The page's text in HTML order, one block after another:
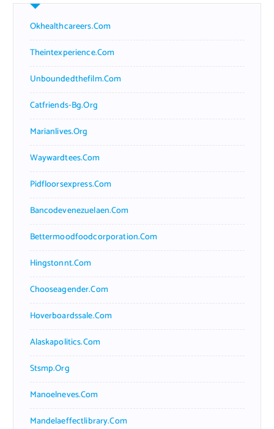
Okhealthcareers.com
Theintexperience.com
Unboundedthefilm.com
Catfriends-Bg.org
Marianlives.org
Waywardtees.com
Pidfloorsexpress.com
Bancodevenezuelaen.com
Bettermoodfoodcorporation.com
Hingstonnt.com
Chooseagender.com
Hoverboardssale.com
Alaskapolitics.com
Stsmp.org
Manoelneves.com
Mandelaeffectlibrary.com